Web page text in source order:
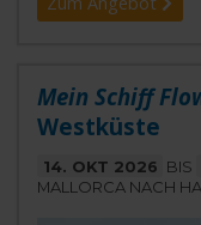
Mein Schiff
Westküste
14. OKT 2026 BIS
MALLORCA NACH